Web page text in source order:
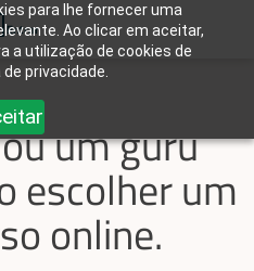
para lhe fornecer uma
Ao clicar em aceitar,
a utilização de cookies de
privacidade.
Entrar
um guru
escolher um
online.